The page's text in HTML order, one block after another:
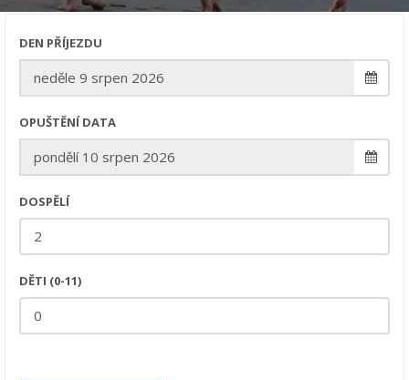
DEN PŘÍJEZDU
OPUŠTĚNÍ DATA
DOSPĚLÍ
DĚTI (0-11)